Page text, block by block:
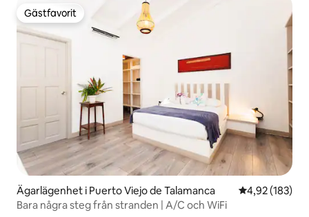
Gästfavorit
Gästfavorit
Ägarlägenhet i Puerto Viejo de Talamanca 4,92 av 5 i
4,92 (183)
Bara några steg från stranden | A/C och WiFi